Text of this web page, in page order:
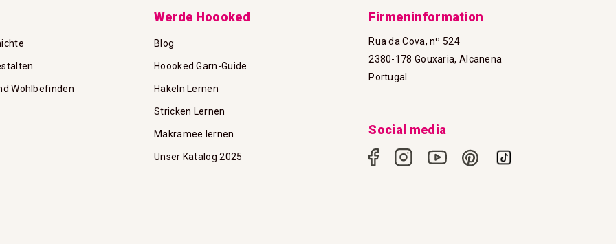
Wohlbefinden
Werde Hoooked
Blog
Hoooked Garn-Guide
Häkeln Lernen
Stricken Lernen
Makramee lernen
Unser Katalog 2025
Firmeninformation
Rua da Cova, nº 524
2380-178 Gouxaria, Alcanena
Portugal
Social media